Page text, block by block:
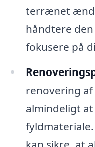
terrænet
håndtere
fokusere på
renovering
almindeligt